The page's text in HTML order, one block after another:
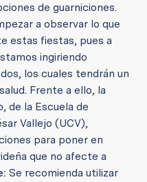
de guarniciones.
a observar lo que
estas fiestas, pues a
ingiriendo
los cuales tendrán un
Frente a ello, la
de la Escuela de
Vallejo (UCV),
para poner en
que no afecte a
Se recomienda utilizar